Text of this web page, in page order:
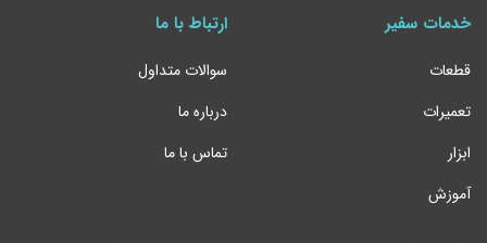
خدمات سفیر
قطعات
تعمیرات
ابزار
آموزش
ارتباط با ما
سوالات متداول
درباره ما
تماس با ما